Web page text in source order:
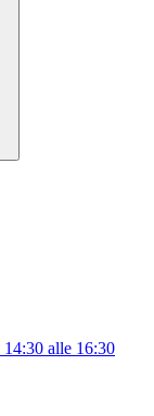
alle 16:30